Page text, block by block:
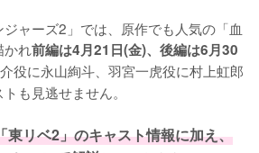
ャーズ2」では、原作でも人気の「血
かれ前編は4月21日(金)、後編は6月30
役に永山絢斗、羽宮一虎役に村上虹郎
も見逃せません。
東リベ2」のキャスト情報に加え、